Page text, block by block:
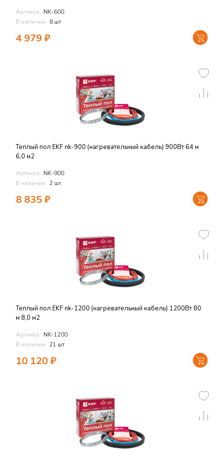
Артикул: NK-600
В наличии: 8 шт
4 979 ₽
Теплый пол EKF nk-900 (нагревательный кабель) 900Вт 64 м
6,0 м2
Артикул: NK-900
В наличии: 2 шт
8 835₽
Теплый пол EKF nk-1200 (нагревательный кабель) 1200Вт 80
м 8,0 м2
Артикул: NK-1200
В наличии: 21 шт
10 120₽